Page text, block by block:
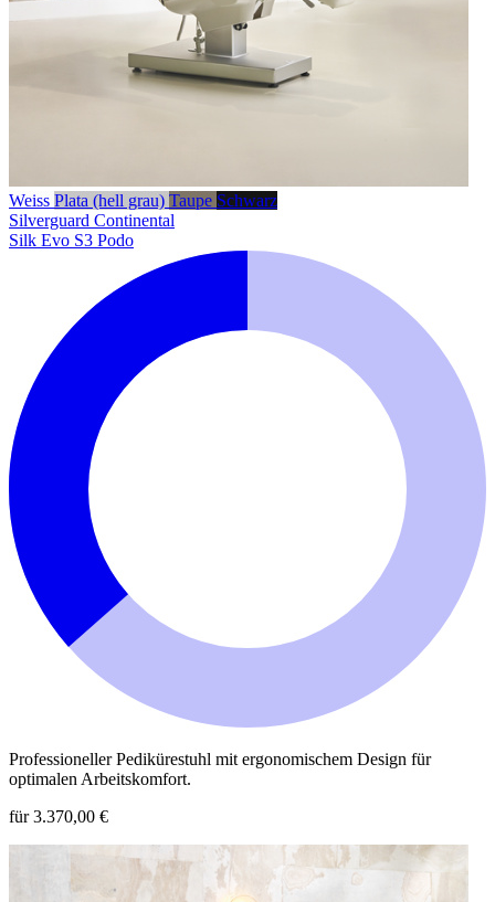
Weiss Plata (hell grau) Taupe Schwarz
Silverguard Continental
Silk Evo S3 Podo
Professioneller Pedikürestuhl mit ergonomischem Design für
optimalen Arbeitskomfort.
für 3.370,00 €